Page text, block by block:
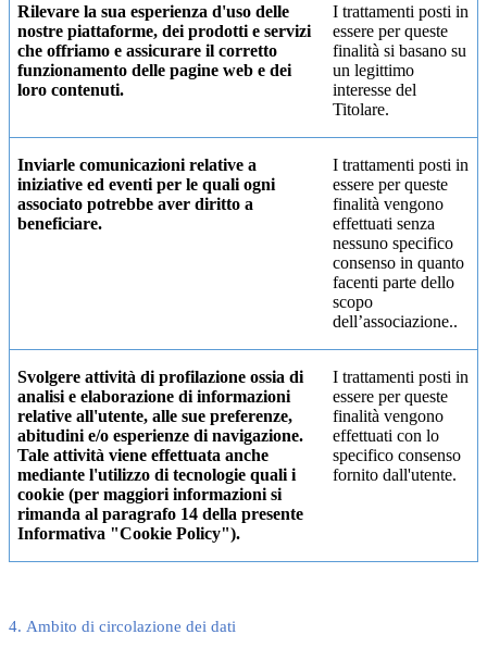
Rilevare la sua esperienza d'uso delle
nostre piattaforme, dei prodotti e servizi
che offriamo e assicurare il corretto
funzionamento delle pagine web e dei
loro contenuti.
I trattamenti posti in
essere per queste
finalità si basano su
un legittimo
interesse del
Titolare.
Inviarle comunicazioni relative a
iniziative ed eventi per le quali ogni
associato potrebbe aver diritto a
beneficiare.
I trattamenti posti in
essere per queste
finalità vengono
effettuati senza
nessuno specifico
consenso in quanto
facenti parte dello
scopo
dell’associazione..
Svolgere attività di profilazione ossia di
analisi e elaborazione di informazioni
relative all'utente, alle sue preferenze,
abitudini e/o esperienze di navigazione.
Tale attività viene effettuata anche
mediante l'utilizzo di tecnologie quali i
cookie (per maggiori informazioni si
rimanda al paragrafo 14 della presente
Informativa "Cookie Policy").
I trattamenti posti in
essere per queste
finalità vengono
effettuati con lo
specifico consenso
fornito dall'utente.
4. Ambito di circolazione dei dati